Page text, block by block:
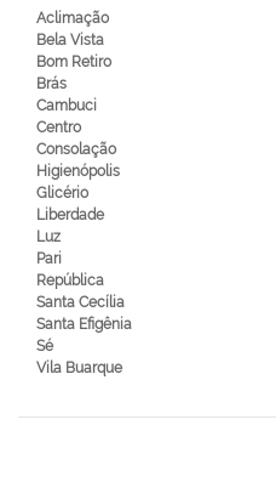
Aclimação
Bela Vista
Bom Retiro
Brás
Cambuci
Centro
Consolação
Higienópolis
Glicério
Liberdade
Luz
Pari
República
Santa Cecília
Santa Efigênia
Sé
Vila Buarque